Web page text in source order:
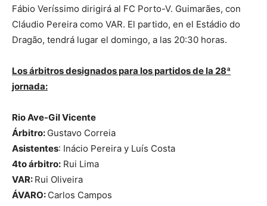
Fábio Veríssimo dirigirá al FC Porto-V. Guimarães, con
Cláudio Pereira como VAR. El partido, en el Estádio do
Dragão, tendrá lugar el domingo, a las 20:30 horas.
Los árbitros designados para los partidos de la 28ª
jornada:
Rio Ave-Gil Vicente
Árbitro: Gustavo Correia
Asistentes: Inácio Pereira y Luís Costa
4to árbitro: Rui Lima
VAR: Rui Oliveira
ÁVARO: Carlos Campos